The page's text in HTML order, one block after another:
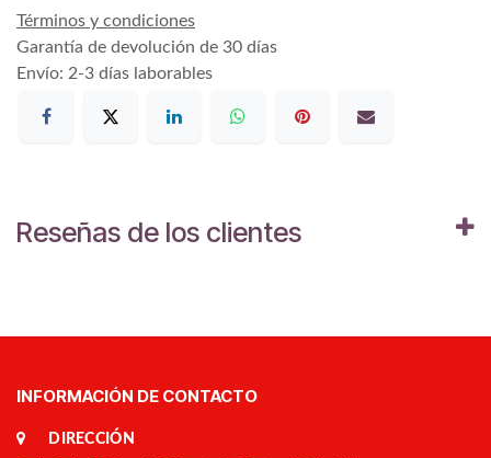
Términos y condiciones
Garantía de devolución de 30 días
Envío: 2-3 días laborables
Reseñas de los clientes
INFORMACIÓN DE CONTACTO
DIRECCIÓN